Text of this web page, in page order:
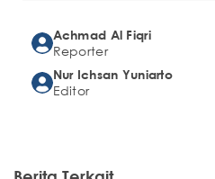
Achmad Al Fiqri
Reporter
Nur Ichsan Yuniarto
Editor